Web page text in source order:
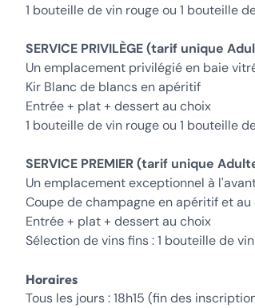
1 bouteille de vin rouge ou 1 bouteille
SERVICE PRIVILÈGE (tarif unique
Un emplacement privilégié en baie
Kir Blanc de blancs en apéritif
Entrée + plat + dessert au choix
1 bouteille de vin rouge ou 1 bouteille
SERVICE PREMIER (tarif unique
Un emplacement exceptionnel à
Coupe de champagne en apéritif et
Entrée + plat + dessert au choix
Sélection de vins fins : 1 bouteille de
Horaires
Tous les jours : 18h15 (fin des